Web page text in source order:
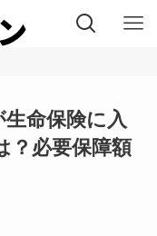
命保険に入
？必要保障額